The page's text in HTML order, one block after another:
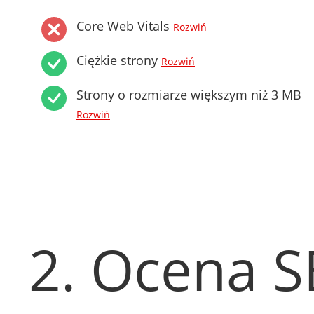
Core Web Vitals Rozwiń
Ciężkie strony Rozwiń
Strony o rozmiarze większym niż 3 MB
Rozwiń
2. Ocena